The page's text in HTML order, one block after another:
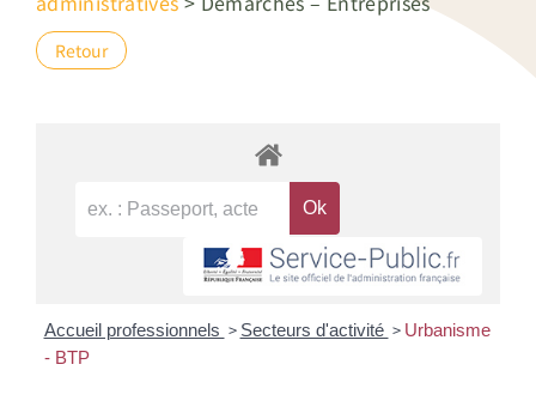
Retour
Accueil professionnels > Secteurs d'activité > Urbanisme
- BTP